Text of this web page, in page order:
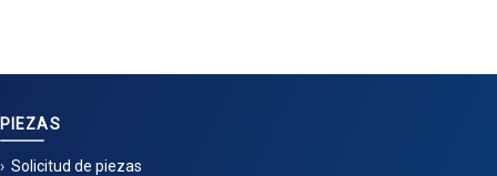
PIEZAS
Solicitud de piezas